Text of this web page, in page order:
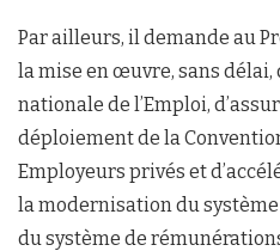
Par ailleurs, il demande au
la mise en œuvre, sans
nationale de l’Emploi,
déploiement de la
Employeurs privés et
la modernisation du
du système de